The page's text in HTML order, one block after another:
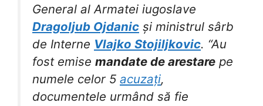
General al Armatei iugoslave
Dragoljub Ojdanic și ministrul sârb
de Interne Vlajko Stojiljkovic. “Au
fost emise mandate de arestare pe
numele celor 5 acuzați,
documentele urmând să fie